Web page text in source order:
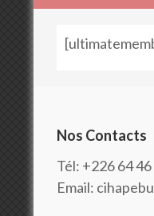
Nos Contacts
Tél: +226 64
Email: